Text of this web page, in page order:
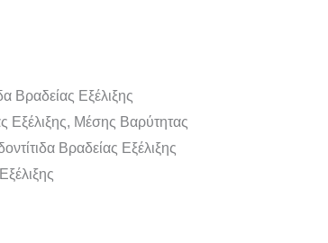
Βραδείας Εξέλιξης
Εξέλιξης, Μέσης Βαρύτητας
Βραδείας Εξέλιξης